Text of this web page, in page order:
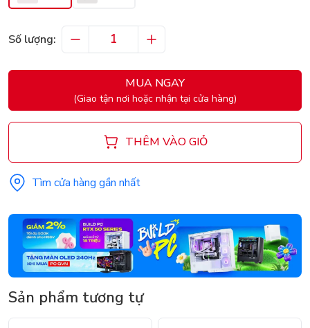
Số lượng:
MUA NGAY
(Giao tận nơi hoặc nhận tại cửa hàng)
THÊM VÀO GIỎ
Tìm cửa hàng gần nhất
Sản phẩm tương tự